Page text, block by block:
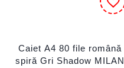
Caiet A4 80 file română
spiră Gri Shadow MILAN